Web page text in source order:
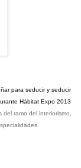
para seducir y seducir
Hábitat Expo 2013
del ramo del interiorismo,